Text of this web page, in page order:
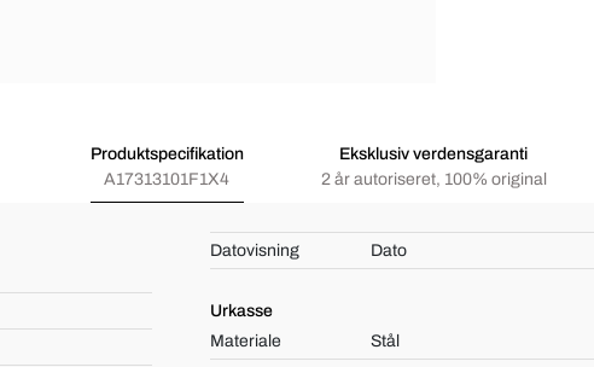
Produktspecifikation
A17313101F1X4
Eksklusiv verdensgaranti
2 år autoriseret, 100% original
Datovisning Dato
Urkasse
Materiale
Stål